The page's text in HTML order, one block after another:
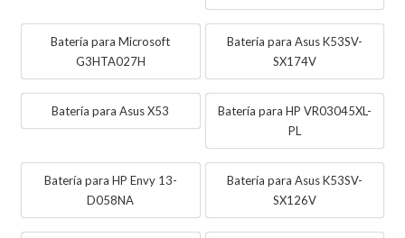
Batería para Microsoft
G3HTA027H
Batería para Asus K53SV-
SX174V
Batería para Asus X53
Batería para HP VR03045XL-
PL
Batería para HP Envy 13-
D058NA
Batería para Asus K53SV-
SX126V